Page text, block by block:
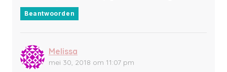
Beantwoorden
Melissa
mei 30, 2018 om 11:07 pm